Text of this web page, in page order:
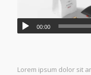
00:00
Lorem ipsum dolor sit